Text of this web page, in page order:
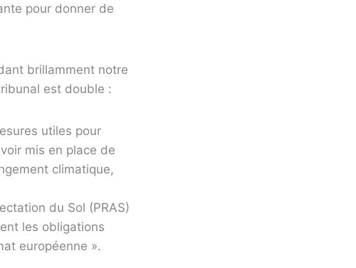
pour donner de
brillamment notre
est double :
utiles pour
mis en place de
climatique,
du Sol (PRAS)
les obligations
européenne ».